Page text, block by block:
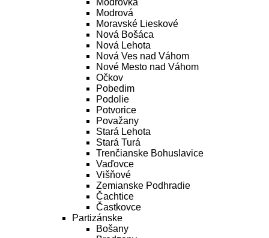
Modrovka
Modrová
Moravské Lieskové
Nová Bošáca
Nová Lehota
Nová Ves nad Váhom
Nové Mesto nad Váhom
Očkov
Pobedim
Podolie
Potvorice
Považany
Stará Lehota
Stará Turá
Trenčianske Bohuslavice
Vaďovce
Višňové
Zemianske Podhradie
Čachtice
Častkovce
Partizánske
Bošany